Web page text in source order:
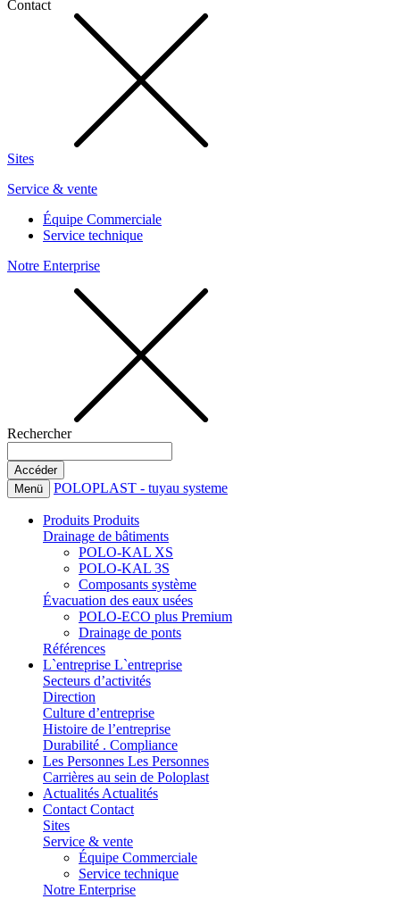
Contact
Sites
Service & vente
Équipe Commerciale
Service technique
Notre Enterprise
Rechercher
Menü POLOPLAST - tuyau systeme
Produits Produits
Drainage de bâtiments
POLO-KAL XS
POLO-KAL 3S
Composants système
Évacuation des eaux usées
POLO-ECO plus Premium
Drainage de ponts
Références
L`entreprise L`entreprise
Secteurs d’activités
Direction
Culture d’entreprise
Histoire de l’entreprise
Durabilité . Compliance
Les Personnes Les Personnes
Carrières au sein de Poloplast
Actualités Actualités
Contact Contact
Sites
Service & vente
Équipe Commerciale
Service technique
Notre Enterprise